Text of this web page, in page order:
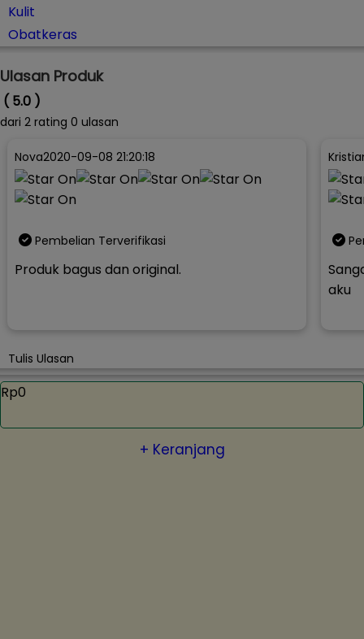
Kulit
Obatkeras
Ulasan Produk
( 5.0 )
dari 2 rating 0 ulasan
Nova2020-09-08 21:20:18
Pembelian Terverifikasi
Produk bagus dan original.
aku
Tulis Ulasan
Rp0
+ Keranjang